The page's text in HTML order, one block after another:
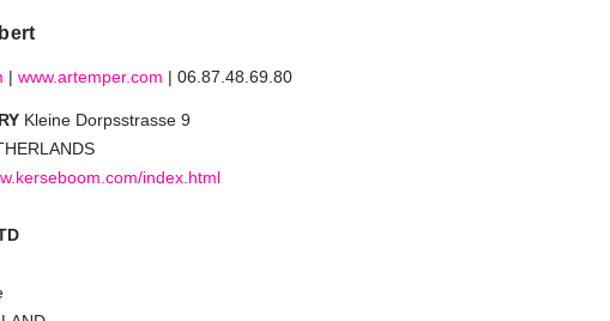
| www.artemper.com | 06.87.48.69.80
Kleine Dorpsstrasse 9
index.html